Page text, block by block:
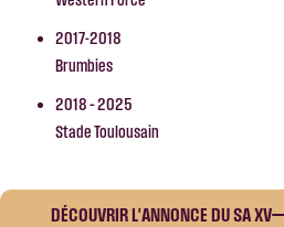
2017-2018
Brumbies
2018 – 2025
Stade Toulousain
DÉCOUVRIR L'ANNONCE DU SA XV